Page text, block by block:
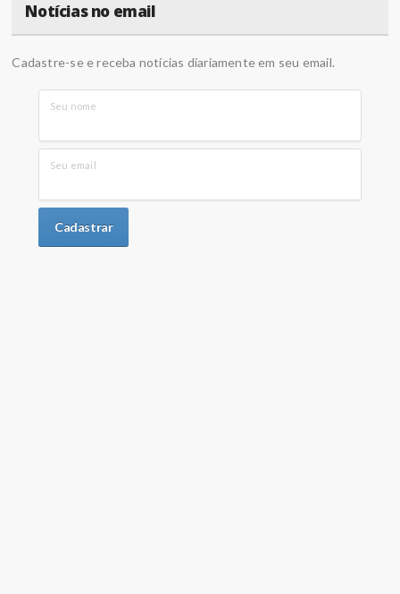
Notícias no email
Cadastre-se e receba notícias diariamente em seu email.
Seu nome
Seu email